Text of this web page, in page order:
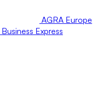
AGRA Europe
Business Express